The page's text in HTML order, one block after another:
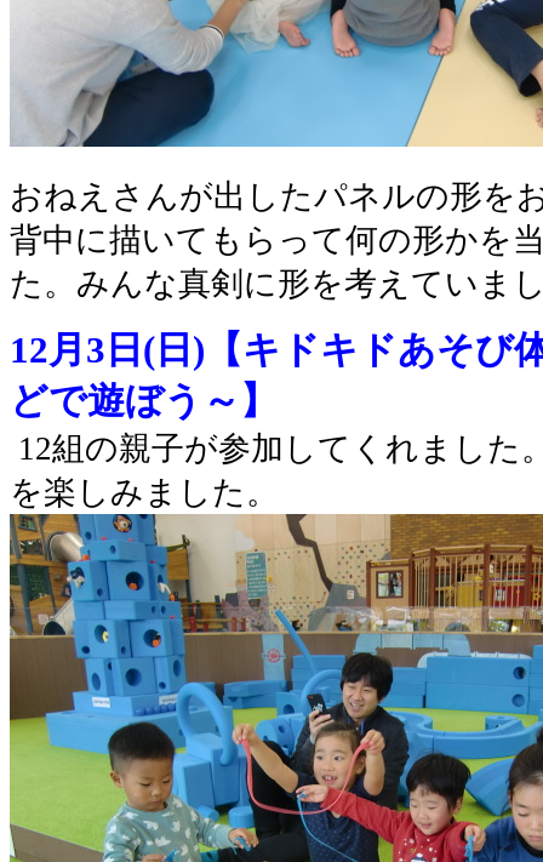
おねえさんが出したパネルの形を
背中に描いてもらって何の形かを
た。みんな真剣に形を考えていま
12月3日(日)【キドキドあそび
どで遊ぼう～】
12組の親子が参加してくれました
を楽しみました。